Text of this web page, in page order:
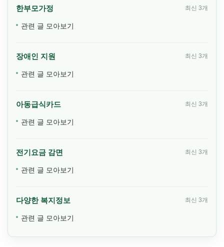
한부모가정 최신 3개
관련 글 모아보기
장애인 지원 최신 3개
관련 글 모아보기
아동급식카드 최신 3개
관련 글 모아보기
전기요금 감면 최신 3개
관련 글 모아보기
다양한 복지정보 최신 3개
관련 글 모아보기